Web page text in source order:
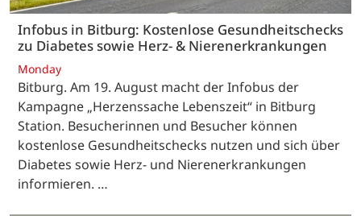
Infobus in Bitburg: Kostenlose Gesundheitschecks
zu Diabetes sowie Herz- & Nierenerkrankungen
Monday
Bitburg. Am 19. August macht der Infobus der
Kampagne „Herzenssache Lebenszeit“ in Bitburg
Station. Besucherinnen und Besucher können
kostenlose Gesundheitschecks nutzen und sich über
Diabetes sowie Herz- und Nierenerkrankungen
informieren. …